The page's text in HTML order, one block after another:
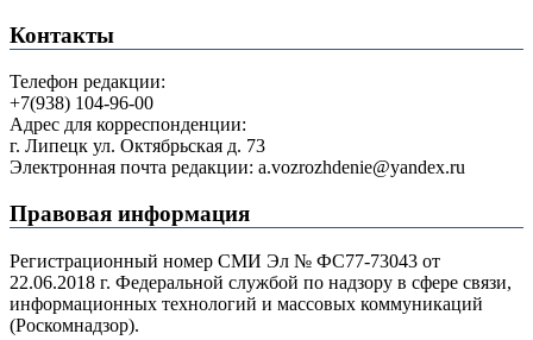
Контакты
Телефон редакции:
+7(938) 104-96-00
Адрес для корреспонденции:
г. Липецк ул. Октябрьская д. 73
Электронная почта редакции: a.vozrozhdenie@yandex.ru
Правовая информация
Регистрационный номер СМИ Эл № ФС77-73043 от
22.06.2018 г. Федеральной службой по надзору в сфере связи,
информационных технологий и массовых коммуникаций
(Роскомнадзор).